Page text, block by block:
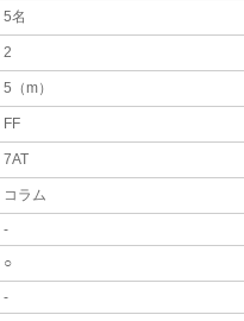
5名
2
5（m）
FF
7AT
コラム
-
○
-